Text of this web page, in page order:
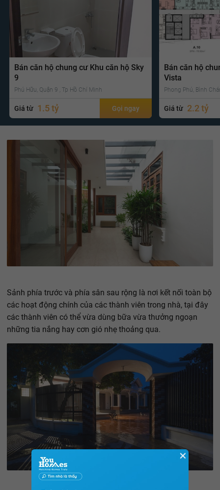
Bán căn hộ chung cư Khu căn hộ Sky
9
Phú Hữu, Quận 9 , Tp Hồ Chí Minh
Giá từ 1.5 tỷ Gọi ngay
Bán căn hộ
Vista
Phong Phú, Bình
Giá từ 2.2 tỷ
Sảnh phía trước và phía sân sau rộng là nơi kết nối toàn bộ
các hoạt động chính của các thành viên trong nhà, tại đây
các thành viên có thể vừa dùng bữa vừa thưởng ngoạn
những tia nắng hay cơn gió nhẹ thoảng qua.
✕